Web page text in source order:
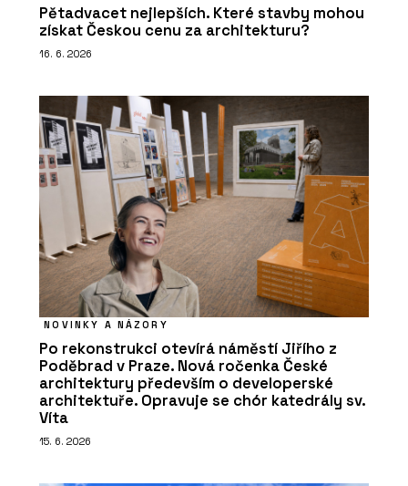
Pětadvacet nejlepších. Které stavby mohou
získat Českou cenu za architekturu?
16. 6. 2026
NOVINKY A NÁZORY
Po rekonstrukci otevírá náměstí Jiřího z
Poděbrad v Praze. Nová ročenka České
architektury především o developerské
architektuře. Opravuje se chór katedrály sv.
Víta
15. 6. 2026